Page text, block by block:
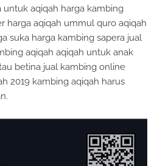
aqiqah harga kambing
harga aqiqah ummul quro aqiqah
suka harga kambing sapera jual
aqiqah aqiqah untuk anak
betina jual kambing online
2019 kambing aqiqah harus